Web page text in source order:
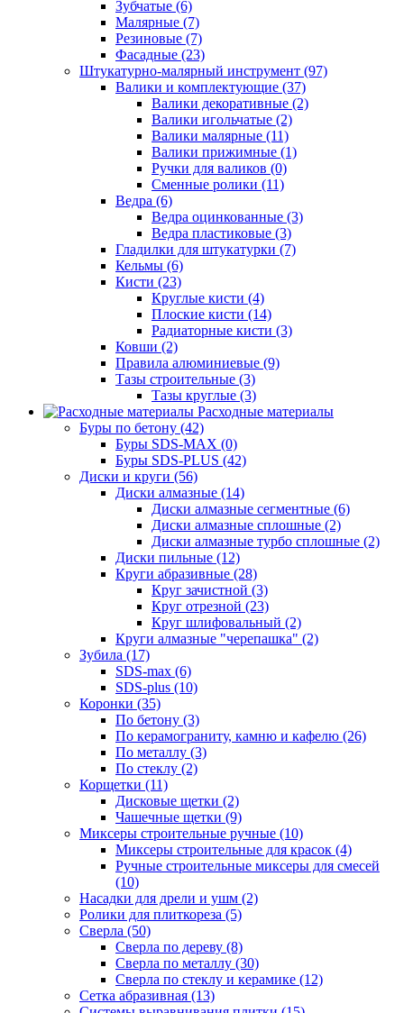
Зубчатые (6)
Малярные (7)
Резиновые (7)
Фасадные (23)
Штукатурно-малярный инструмент (97)
Валики и комплектующие (37)
Валики декоративные (2)
Валики игольчатые (2)
Валики малярные (11)
Валики прижимные (1)
Ручки для валиков (0)
Сменные ролики (11)
Ведра (6)
Ведра оцинкованные (3)
Ведра пластиковые (3)
Гладилки для штукатурки (7)
Кельмы (6)
Кисти (23)
Круглые кисти (4)
Плоские кисти (14)
Радиаторные кисти (3)
Ковши (2)
Правила алюминиевые (9)
Тазы строительные (3)
Тазы круглые (3)
Расходные материалы
Буры по бетону (42)
Буры SDS-MAX (0)
Буры SDS-PLUS (42)
Диски и круги (56)
Диски алмазные (14)
Диски алмазные сегментные (6)
Диски алмазные сплошные (2)
Диски алмазные турбо сплошные (2)
Диски пильные (12)
Круги абразивные (28)
Круг зачистной (3)
Круг отрезной (23)
Круг шлифовальный (2)
Круги алмазные "черепашка" (2)
Зубила (17)
SDS-max (6)
SDS-plus (10)
Коронки (35)
По бетону (3)
По керамограниту, камню и кафелю (26)
По металлу (3)
По стеклу (2)
Корщетки (11)
Дисковые щетки (2)
Чашечные щетки (9)
Миксеры строительные ручные (10)
Миксеры строительные для красок (4)
Ручные строительные миксеры для смесей
(10)
Насадки для дрели и ушм (2)
Ролики для плиткореза (5)
Сверла (50)
Сверла по дереву (8)
Сверла по металлу (30)
Сверла по стеклу и керамике (12)
Сетка абразивная (13)